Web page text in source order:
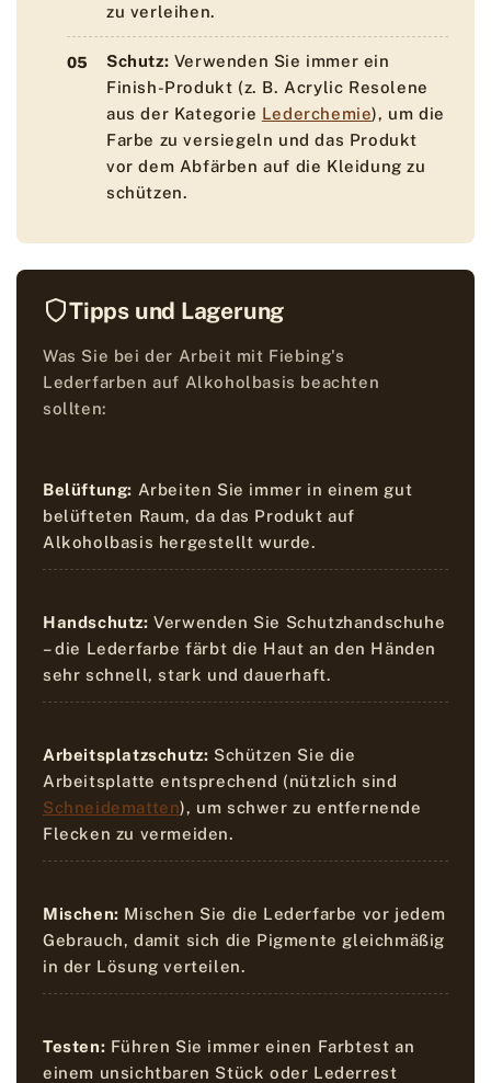
zu verleihen.
Schutz: Verwenden Sie immer ein
Finish-Produkt (z. B. Acrylic Resolene
aus der Kategorie Lederchemie), um die
Farbe zu versiegeln und das Produkt
vor dem Abfärben auf die Kleidung zu
schützen.
Tipps und Lagerung
Was Sie bei der Arbeit mit Fiebing's
Lederfarben auf Alkoholbasis beachten
sollten:
Belüftung: Arbeiten Sie immer in einem gut
belüfteten Raum, da das Produkt auf
Alkoholbasis hergestellt wurde.
Handschutz: Verwenden Sie Schutzhandschuhe
– die Lederfarbe färbt die Haut an den Händen
sehr schnell, stark und dauerhaft.
Arbeitsplatzschutz: Schützen Sie die
Arbeitsplatte entsprechend (nützlich sind
Schneidematten), um schwer zu entfernende
Flecken zu vermeiden.
Mischen: Mischen Sie die Lederfarbe vor jedem
Gebrauch, damit sich die Pigmente gleichmäßig
in der Lösung verteilen.
Testen: Führen Sie immer einen Farbtest an
einem unsichtbaren Stück oder Lederrest